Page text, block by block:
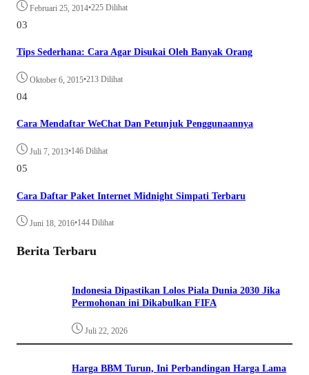
Februari 25, 2014•225 Dilihat
03
Tips Sederhana: Cara Agar Disukai Oleh Banyak Orang
Oktober 6, 2015•213 Dilihat
04
Cara Mendaftar WeChat Dan Petunjuk Penggunaannya
Juli 7, 2013•146 Dilihat
05
Cara Daftar Paket Internet Midnight Simpati Terbaru
Juni 18, 2016•144 Dilihat
Berita Terbaru
Indonesia Dipastikan Lolos Piala Dunia 2030 Jika
Permohonan ini Dikabulkan FIFA
Juli 22, 2026
Harga BBM Turun, Ini Perbandingan Harga Lama